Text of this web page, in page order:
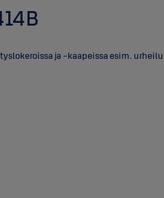
ja -kaapeissa esim.